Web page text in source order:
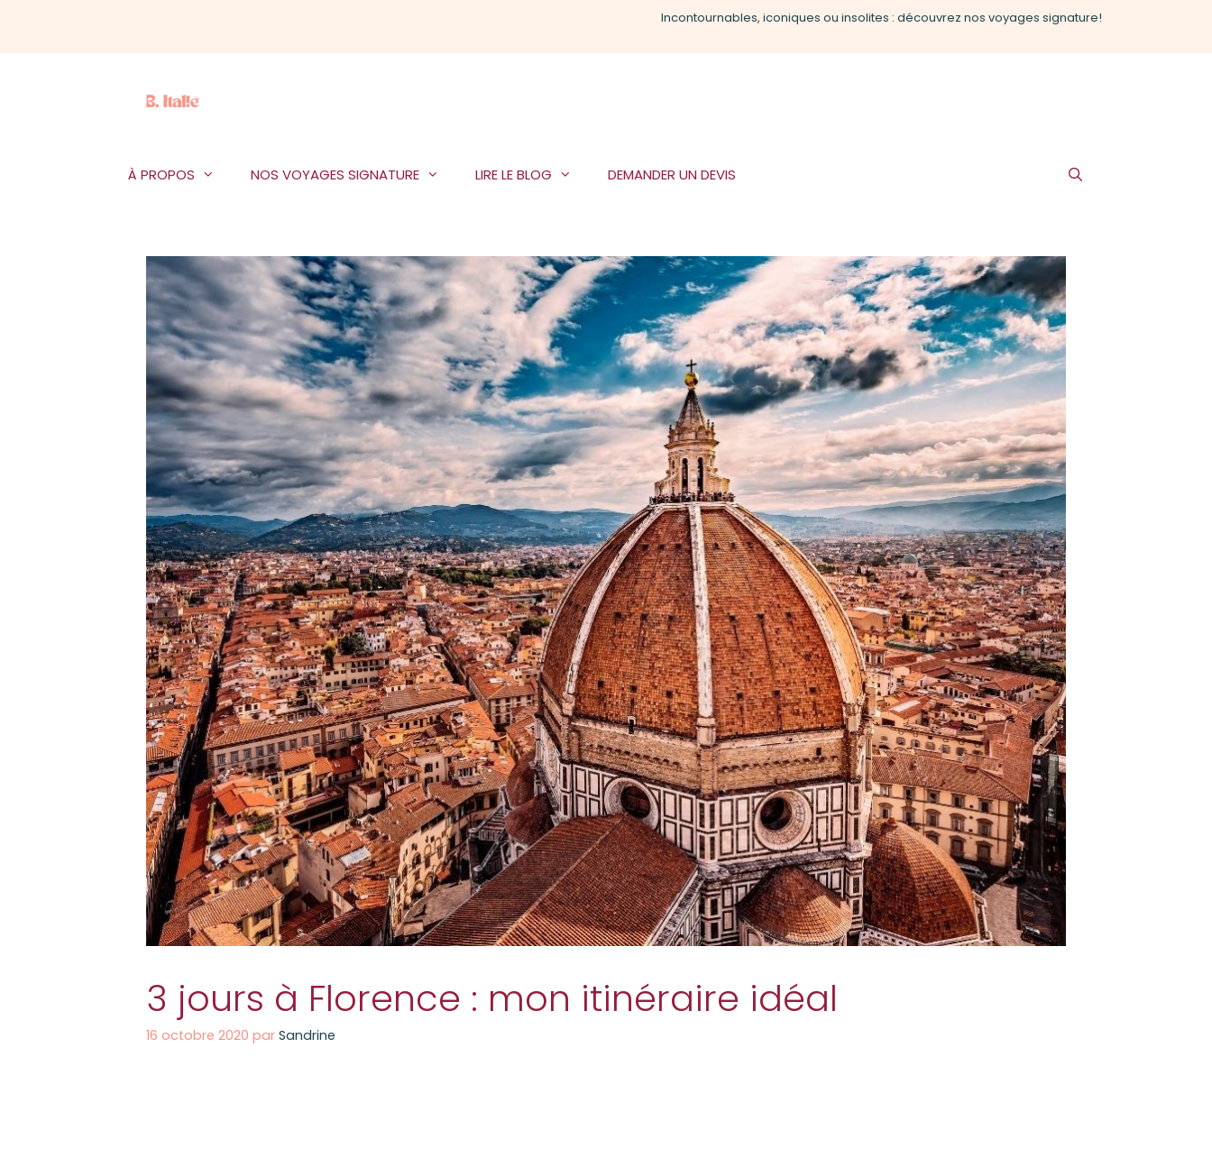
Incontournables, iconiques ou insolites : découvrez nos voyages signature!
À PROPOS NOS VOYAGES SIGNATURE LIRE LE BLOG DEMANDER UN DEVIS
3 jours à Florence : mon itinéraire idéal
16 octobre 2020 par Sandrine